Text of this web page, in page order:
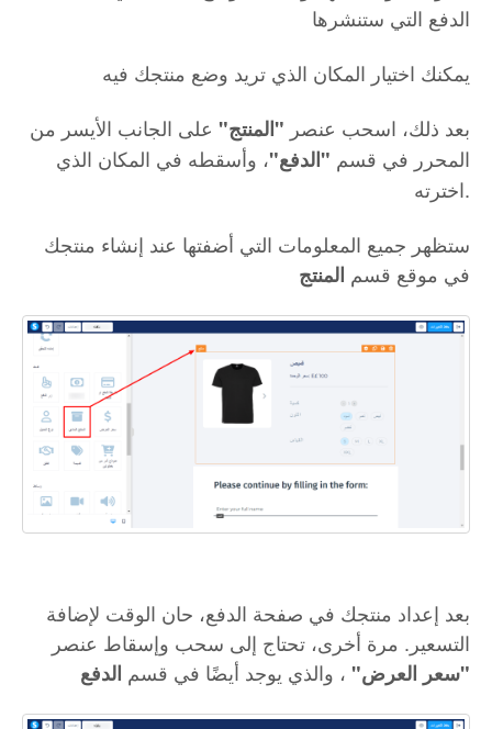
الدفع التي ستنشرها
يمكنك اختيار المكان الذي تريد وضع منتجك فيه
بعد ذلك، اسحب عنصر "المنتج" على الجانب الأيسر من
المحرر في قسم "الدفع"، وأسقطه في المكان الذي
اخترته.
ستظهر جميع المعلومات التي أضفتها عند إنشاء منتجك
في موقع قسم المنتج
بعد إعداد منتجك في صفحة الدفع، حان الوقت لإضافة
التسعير. مرة أخرى، تحتاج إلى سحب وإسقاط عنصر
"سعر العرض" ، والذي يوجد أيضًا في قسم الدفع